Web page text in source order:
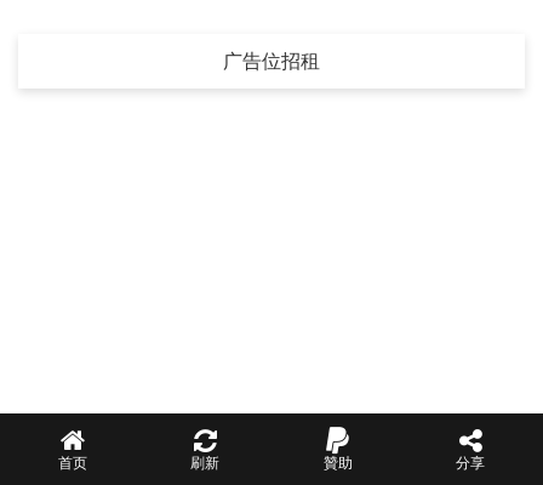
广告位招租
首页 刷新 贊助 分享